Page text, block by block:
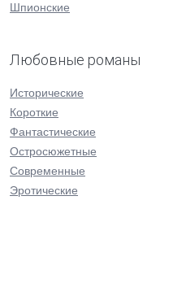
Шпионские
Любовные романы
Исторические
Короткие
Фантастические
Остросюжетные
Современные
Эротические